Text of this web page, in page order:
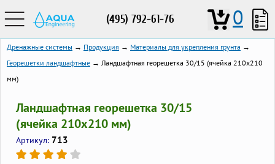
(495) 792-61-76 0
Дренажные системы → Продукция → Материалы для укрепления грунта →
Георешетки ландшафтные → Ландшафтная георешетка 30/15 (ячейка 210x210
мм)
Ландшафтная георешетка 30/15
(ячейка 210x210 мм)
Артикул: 713